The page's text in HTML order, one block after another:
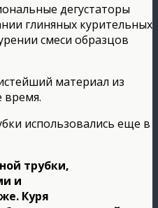
дегустаторы
глиняных курительных
смеси образцов
материал из
время.
использовались еще в
трубки,
и
Куря